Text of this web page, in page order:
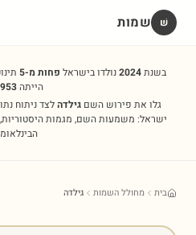
שׁ שמות
בשנת2024נולדו בישראל פחות מ-5
הייתה
גלו את פירוש השם גילדהלצד ניתוח
ישראל: משמעות השם, מגמות היסטוריות,
בית מחולל השמות גילדה